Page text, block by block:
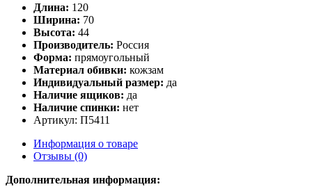
Длина: 120
Ширина: 70
Высота: 44
Производитель: Россия
Форма: прямоугольный
Материал обивки: кожзам
Индивидуальный размер: да
Наличие ящиков: да
Наличие спинки: нет
Артикул: П5411
Информация о товаре
Отзывы (0)
Дополнительная информация: